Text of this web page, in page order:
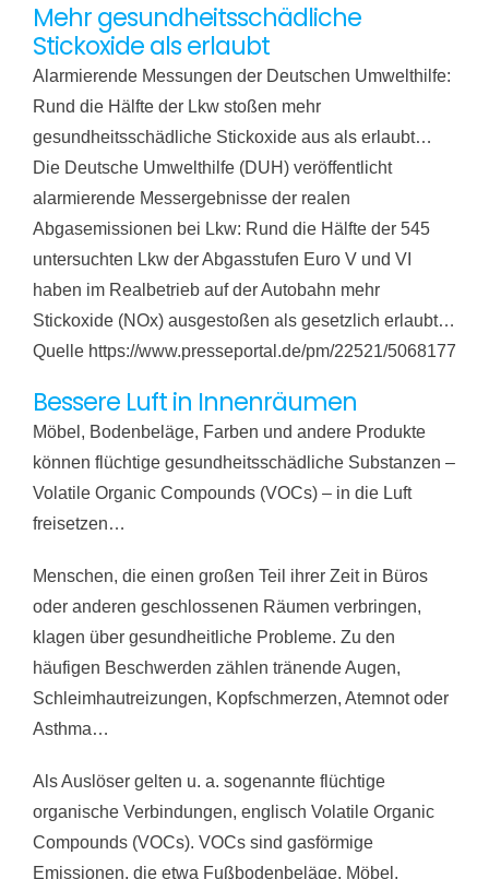
Mehr gesundheitsschädliche
Stickoxide als erlaubt
Alarmierende Messungen der Deutschen Umwelthilfe:
Rund die Hälfte der Lkw stoßen mehr
gesundheitsschädliche Stickoxide aus als erlaubt…
Die Deutsche Umwelthilfe (DUH) veröffentlicht
alarmierende Messergebnisse der realen
Abgasemissionen bei Lkw: Rund die Hälfte der 545
untersuchten Lkw der Abgasstufen Euro V und VI
haben im Realbetrieb auf der Autobahn mehr
Stickoxide (NOx) ausgestoßen als gesetzlich erlaubt…
Quelle https://www.presseportal.de/pm/22521/5068177
Bessere Luft in Innenräumen
Möbel, Bodenbeläge, Farben und andere Produkte
können flüchtige gesundheitsschädliche Substanzen –
Volatile Organic Compounds (VOCs) – in die Luft
freisetzen…
Menschen, die einen großen Teil ihrer Zeit in Büros
oder anderen geschlossenen Räumen verbringen,
klagen über gesundheitliche Probleme. Zu den
häufigen Beschwerden zählen tränende Augen,
Schleimhautreizungen, Kopfschmerzen, Atemnot oder
Asthma…
Als Auslöser gelten u. a. sogenannte flüchtige
organische Verbindungen, englisch Volatile Organic
Compounds (VOCs). VOCs sind gasförmige
Emissionen, die etwa Fußbodenbeläge, Möbel,